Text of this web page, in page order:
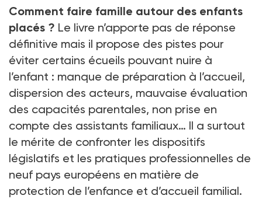
Comment faire famille autour des enfants
placés ? Le livre n’apporte pas de réponse
définitive mais il propose des pistes pour
éviter certains écueils pouvant nuire à
l’enfant : manque de préparation à l’accueil,
dispersion des acteurs, mauvaise évaluation
des capacités parentales, non prise en
compte des assistants familiaux… Il a surtout
le mérite de confronter les dispositifs
législatifs et les pratiques professionnelles de
neuf pays européens en matière de
protection de l’enfance et d’accueil familial.